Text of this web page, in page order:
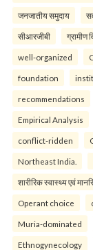
जनजातीय समुदाय
सीआरजीबी ग्रामीण
well-organized
foundation
recommendations
Empirical Analysis
conflict-ridden
Northeast India.
शारीरिक स्वास्थ्य एवं
Operant choice
Muria-dominated
Ethnogynecology